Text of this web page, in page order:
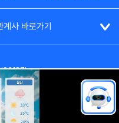
계사 바로가기
(03187)
: 101-86-62787
3100
ALL RIGHTS RESERVED.